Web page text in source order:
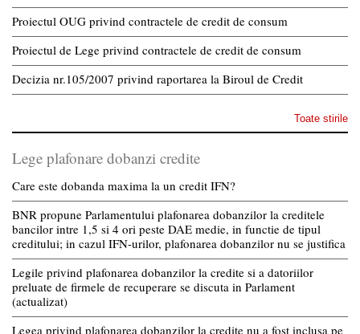
Proiectul OUG privind contractele de credit de consum
Proiectul de Lege privind contractele de credit de consum
Decizia nr.105/2007 privind raportarea la Biroul de Credit
Toate stirile
Lege plafonare dobanzi credite
Care este dobanda maxima la un credit IFN?
BNR propune Parlamentului plafonarea dobanzilor la creditele
bancilor intre 1,5 si 4 ori peste DAE medie, in functie de tipul
creditului; in cazul IFN-urilor, plafonarea dobanzilor nu se justifica
Legile privind plafonarea dobanzilor la credite si a datoriilor
preluate de firmele de recuperare se discuta in Parlament
(actualizat)
Legea privind plafonarea dobanzilor la credite nu a fost inclusa pe